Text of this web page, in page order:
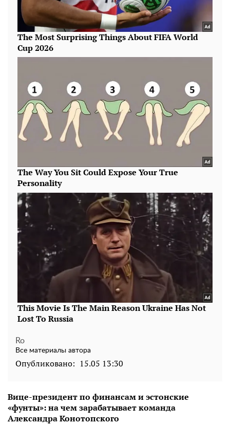
Ro
Все материалы автора
Опубликовано: 15.05 13:30
Вице-президент по финансам и эстонские
«фунты»: на чем зарабатывает команда
Александра Конотопского